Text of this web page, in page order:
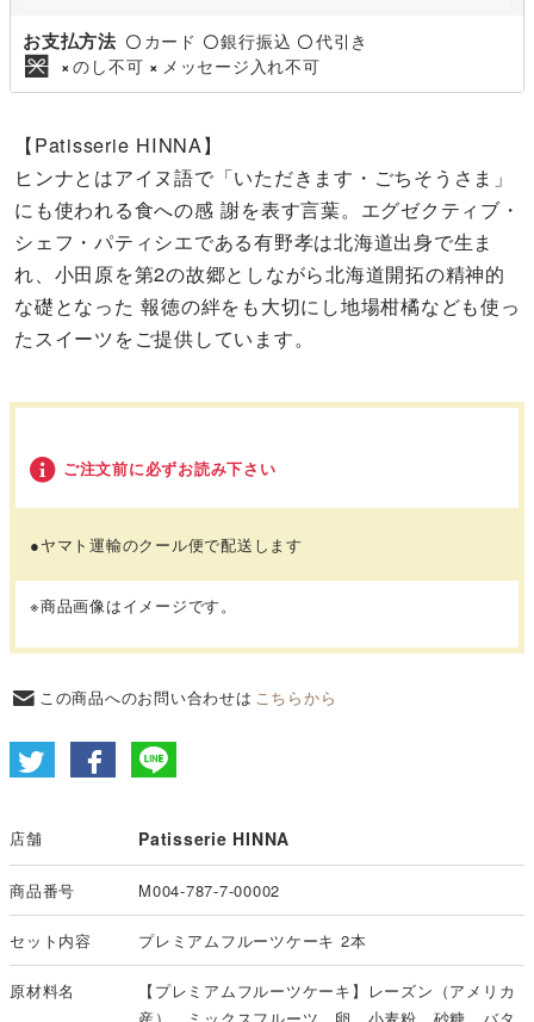
お支払方法 〇 カード 〇銀行振込 〇代引き
× のし不可 × メッセージ入れ不可
【Patisserie HINNA】
ヒンナとはアイヌ語で「いただきます・ごちそうさま」
にも使われる食への感 謝を表す言葉。エグゼクティブ・
シェフ・パティシエである有野孝は北海道出身で生ま
れ、小田原を第2の故郷としながら北海道開拓の精神的
な礎となった 報徳の絆をも大切にし地場柑橘なども使っ
たスイーツをご提供しています。
ご注文前に必ずお読み下さい
●ヤマト運輸のクール便で配送します
※商品画像はイメージです。
この商品へのお問い合わせは こちらから
店舗 Patisserie HINNA
商品番号 M004-787-7-00002
セット内容 プレミアムフルーツケーキ 2本
原材料名
【プレミアムフルーツケーキ】レーズン（アメリカ